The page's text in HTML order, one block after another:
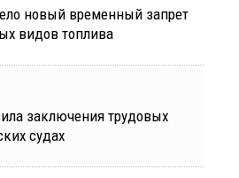
новый временный запрет
видов топлива
заключения трудовых
судах